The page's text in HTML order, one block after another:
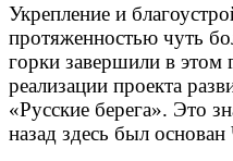
Укрепление и
протяженностью чуть
горки завершили в этом
реализации проекта
«Русские берега». Это
назад здесь был основан